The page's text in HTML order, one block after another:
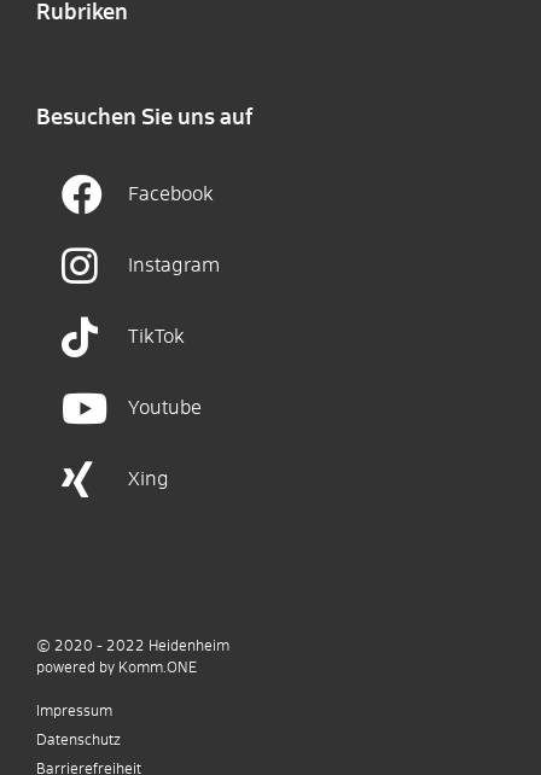
Rubriken
Besuchen Sie uns auf
Facebook
Instagram
TikTok
Youtube
Xing
© 2020 - 2022 Heidenheim
powered by Komm.ONE
Impressum
Datenschutz
Barrierefreiheit